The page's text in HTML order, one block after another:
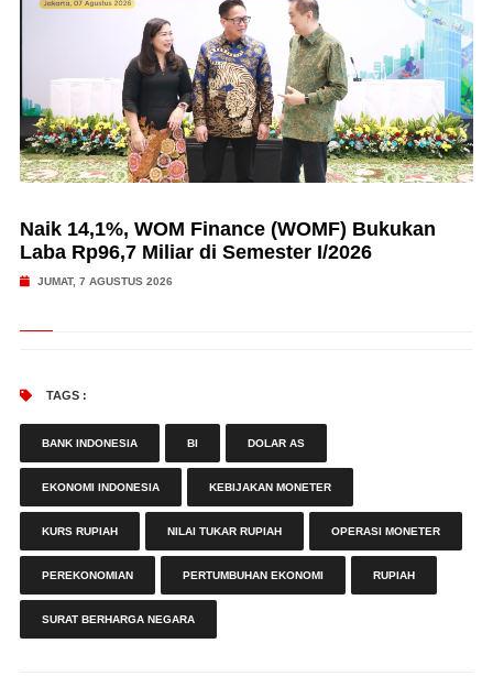
Naik 14,1%, WOM Finance (WOMF) Bukukan
Laba Rp96,7 Miliar di Semester I/2026
JUMAT, 7 AGUSTUS 2026
TAGS :
BANK INDONESIA BI DOLAR AS
EKONOMI INDONESIA KEBIJAKAN MONETER
KURS RUPIAH NILAI TUKAR RUPIAH OPERASI MONETER
PEREKONOMIAN PERTUMBUHAN EKONOMI RUPIAH
SURAT BERHARGA NEGARA